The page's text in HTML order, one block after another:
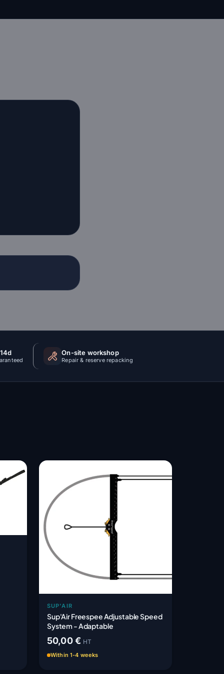
On-site workshop
Repair & reserve repacking
SUP'AIR
Sup'Air Freespee Adjustable Speed
System - Adaptable
50,00 € HT
Within 1-4 weeks